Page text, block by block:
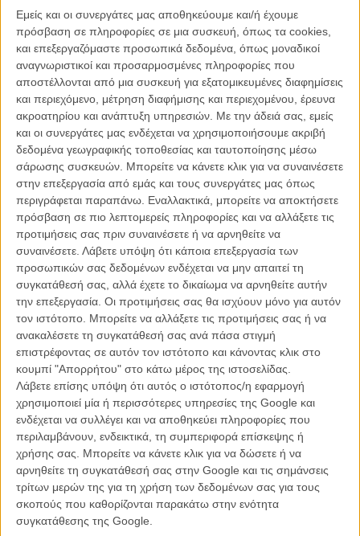
Εμείς και οι συνεργάτες μας αποθηκεύουμε και/ή έχουμε
πρόσβαση σε πληροφορίες σε μια συσκευή, όπως τα cookies,
και επεξεργαζόμαστε προσωπικά δεδομένα, όπως μοναδικοί
αναγνωριστικοί και προσαρμοσμένες πληροφορίες που
αποστέλλονται από μια συσκευή για εξατομικευμένες διαφημίσεις
και περιεχόμενο, μέτρηση διαφήμισης και περιεχομένου, έρευνα
ακροατηρίου και ανάπτυξη υπηρεσιών. Με την άδειά σας, εμείς
και οι συνεργάτες μας ενδέχεται να χρησιμοποιήσουμε ακριβή
δεδομένα γεωγραφικής τοποθεσίας και ταυτοποίησης μέσω
σάρωσης συσκευών. Μπορείτε να κάνετε κλικ για να συναινέσετε
στην επεξεργασία από εμάς και τους συνεργάτες μας όπως
περιγράφεται παραπάνω. Εναλλακτικά, μπορείτε να αποκτήσετε
πρόσβαση σε πιο λεπτομερείς πληροφορίες και να αλλάξετε τις
προτιμήσεις σας πριν συναινέσετε ή να αρνηθείτε να
συναινέσετε. Λάβετε υπόψη ότι κάποια επεξεργασία των
προσωπικών σας δεδομένων ενδέχεται να μην απαιτεί τη
συγκατάθεσή σας, αλλά έχετε το δικαίωμα να αρνηθείτε αυτήν
την επεξεργασία. Οι προτιμήσεις σας θα ισχύουν μόνο για αυτόν
τον ιστότοπο. Μπορείτε να αλλάξετε τις προτιμήσεις σας ή να
ανακαλέσετε τη συγκατάθεσή σας ανά πάσα στιγμή
επιστρέφοντας σε αυτόν τον ιστότοπο και κάνοντας κλικ στο
κουμπί "Απορρήτου" στο κάτω μέρος της ιστοσελίδας.
Λάβετε επίσης υπόψη ότι αυτός ο ιστότοπος/η εφαρμογή
χρησιμοποιεί μία ή περισσότερες υπηρεσίες της Google και
ενδέχεται να συλλέγει και να αποθηκεύει πληροφορίες που
περιλαμβάνουν, ενδεικτικά, τη συμπεριφορά επίσκεψης ή
χρήσης σας. Μπορείτε να κάνετε κλικ για να δώσετε ή να
αρνηθείτε τη συγκατάθεσή σας στην Google και τις σημάνσεις
τρίτων μερών της για τη χρήση των δεδομένων σας για τους
σκοπούς που καθορίζονται παρακάτω στην ενότητα
συγκατάθεσης της Google.
Η ταινία παρουσιάζει την άνοδο και την πτώση του Μπέρνι Μάντοφ,
τέως Προέδρου του NASDAQ, ο οποίος πραγματοποίησε μια
παροιμιώδη χρηματιστηριακή απάτη, εμπλέκοντας ολόκληρη την
οικογένειά του και, ταυτόχρονα, προδίδοντας την πίστη των
Αμερικανών που θεωρούσαν το ζευγάρι του Μπέρνι και της Ρουθ
Μάντοφ ως την ενσάρκωση του ονείρου της επιτυχίας.
Δείτε ακόμη: Ο Ρόμπερτ Ντε Νίρο ως μαθητευόμενος της Αν
Χάθαγουεϊ στο νέο trailer του «The Intern»
Η ταινία έγεται «The Wizard of Lies», σκηνοθετεί ο Μπάρι Λέβινσον
και γυρίζεται αυτόν τον καιρό στη Νέα Υόρκη. Ο Ρόμπερτ Ντε Νίρο
κι η Μισέλ Φάιφερ κρατούν τους κεντρικούς ρόλους και το καστ
συμπληρώνουν οι Χανκ Αζάρια και Αλεσάντρο Νιβόλα. Το σενάριο
βασίζεται στο ομότιτλο βιβλίο της Νταϊάνα Ενρίκες και στο «Truth
and Consequences» της Λόρι Σάντελ. Την ίδια στιγμή, το ABC
ετοιμάζει τη δική του τηλεταινία με το ίδιο θέμα, με τον τίτλο